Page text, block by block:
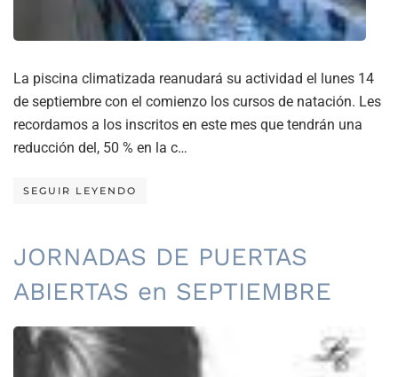
La piscina climatizada reanudará su actividad el lunes 14
de septiembre con el comienzo los cursos de natación. Les
recordamos a los inscritos en este mes que tendrán una
reducción del, 50 % en la c…
SEGUIR LEYENDO
JORNADAS DE PUERTAS
ABIERTAS en SEPTIEMBRE